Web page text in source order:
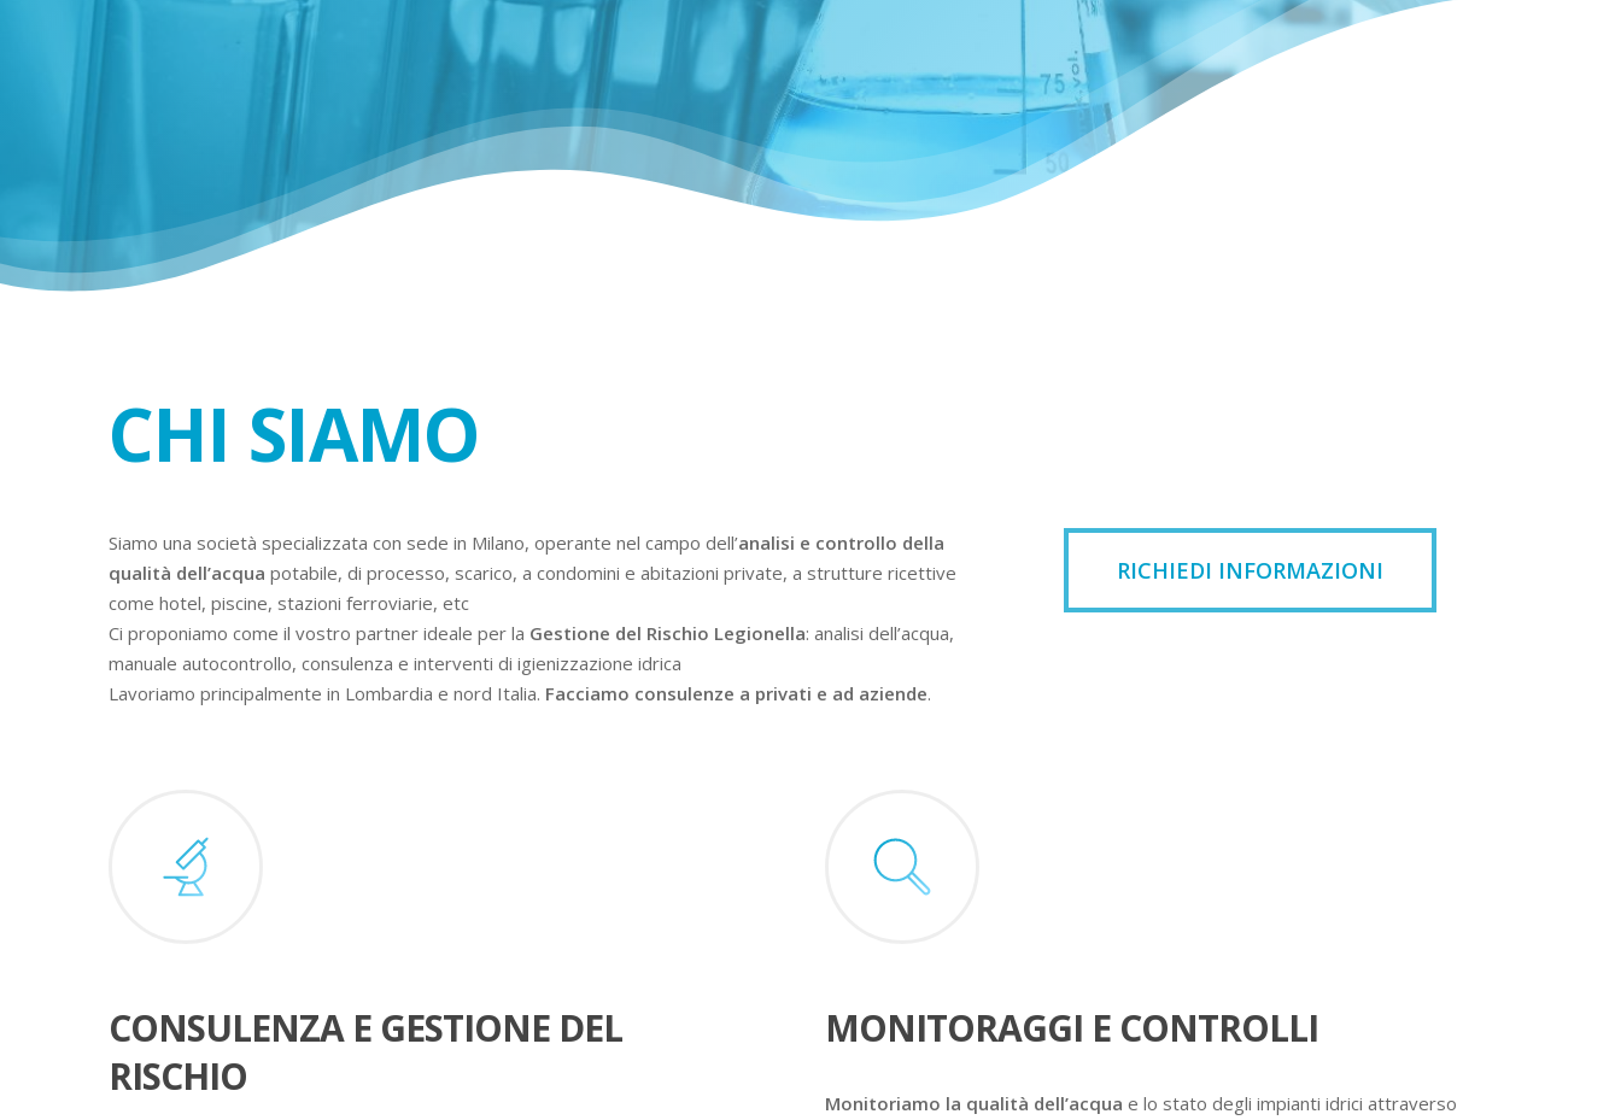
CHI SIAMO
Siamo una società specializzata con sede in Milano, operante nel campo dell’analisi e controllo della
qualità dell’acquapotabile, di processo, scarico, a condomini e abitazioni private, a strutture ricettive
come hotel, piscine, stazioni ferroviarie, etc
Ci proponiamo come il vostro partner ideale per la Gestione del Rischio Legionella: analisi dell’acqua,
manuale autocontrollo, consulenza e interventi di igienizzazione idrica
Lavoriamo principalmente in Lombardia e nord Italia. Facciamo consulenze a privati e ad aziende.
RICHIEDI INFORMAZIONI
CONSULENZA E GESTIONE DEL
RISCHIO
MONITORAGGI E CONTROLLI
Monitoriamo la qualità dell’acqua e lo stato degli impianti idrici attraverso